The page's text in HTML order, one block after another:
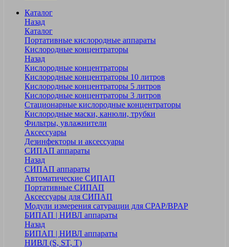
Каталог
Назад
Каталог
Портативные кислородные аппараты
Кислородные концентраторы
Назад
Кислородные концентраторы
Кислородные концентраторы 10 литров
Кислородные концентраторы 5 литров
Кислородные концентраторы 3 литров
Стационарные кислородные концентраторы
Кислородные маски, канюли, трубки
Фильтры, увлажнители
Аксессуары
Дезинфекторы и аксессуары
СИПАП аппараты
Назад
СИПАП аппараты
Автоматические СИПАП
Портативные СИПАП
Аксессуары для СИПАП
Модули измерения сатурации для CPAP/BPAP
БИПАП | НИВЛ аппараты
Назад
БИПАП | НИВЛ аппараты
НИВЛ (S, ST, T)